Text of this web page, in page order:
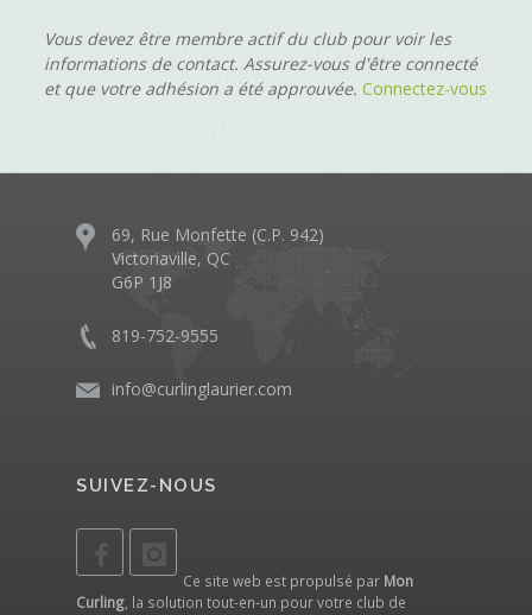
Vous devez être membre actif du club pour voir les
informations de contact. Assurez-vous d'être connecté
et que votre adhésion a été approuvée. Connectez-vous
69, Rue Monfette (C.P. 942)
Victoriaville, QC
G6P 1J8
819-752-9555
info@curlinglaurier.com
SUIVEZ-NOUS
Ce site web est propulsé par Mon
Curling , la solution tout-en-un pour votre club de